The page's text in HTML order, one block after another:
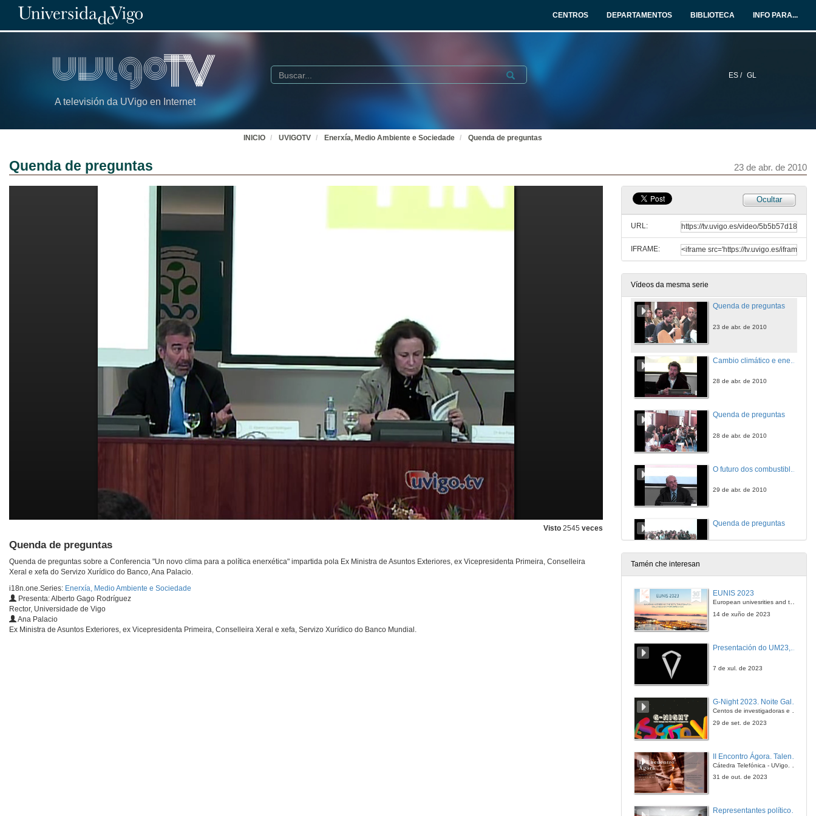
CENTROS DEPARTAMENTOS BIBLIOTECA INFO PARA...
A televisión da UVigo en Internet
ES / GL
Buscar Submit
INICIO UVIGOTV Enerxía, Medio Ambiente e Sociedade Quenda de preguntas
Quenda de preguntas 23 de abr. de 2010
Visto 2545 veces
Quenda de preguntas
Quenda de preguntas sobre a Conferencia "Un novo clima para a política enerxética" impartida pola Ex Ministra de Asuntos Exteriores, ex Vicepresidenta Primeira, Conselleira
Xeral e xefa do Servizo Xurídico do Banco, Ana Palacio.
i18n.one.Series: Enerxía, Medio Ambiente e Sociedade
Presenta: Alberto Gago Rodríguez
Rector, Universidade de Vigo
Ana Palacio
Ex Ministra de Asuntos Exteriores, ex Vicepresidenta Primeira, Conselleira Xeral e xefa, Servizo Xurídico do Banco Mundial.
Ocultar
URL:
IFRAME:
Vídeos da mesma serie
22 de abr. de 2010
Quenda de preguntas
Un novo clima para a política enerxética
23 de abr. de 2010
Quenda de preguntas
23 de abr. de 2010
28 de abr. de 2010
Quenda de preguntas
28 de abr. de 2010
29 de abr. de 2010
Quenda de preguntas
Sustentabilidade e cambio climático. Escenarios con futuro
30 de abr. de 2010
Tamén che interesan
EUNIS 2023
European univesrities and the digital transformation: challenges and opportunities ahead
14 de xuño de 2023
7 de xul. de 2023
G-Night 2023. Noite Galega das Persoas Investigadoras. Conciencias creativas
Centos de investigadoras e investigadores, decenas de actividades e sete cidades
29 de set. de 2023
Cátedra Telefónica - UVigo. Espazos de innovación
31 de out. de 2023
Representantes políticos debaten sobre educación e xuventude no campus de Pontevedra